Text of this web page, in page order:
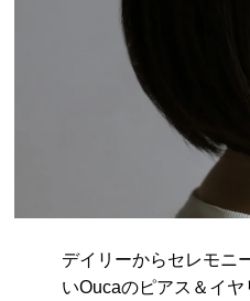
デイリーからセレモニ
いOucaのピアス＆イヤ